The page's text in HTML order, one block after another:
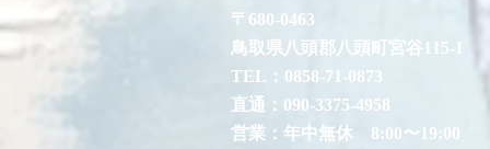
〒680-0463
鳥取県八頭郡八頭町宮谷115-1
TEL：0858-71-0873
直通：090-3375-4958
営業：年中無休 8:00〜19:00